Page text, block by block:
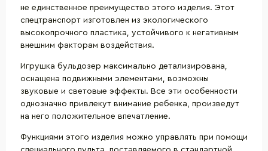
не единственное преимущество этого изделия. Этот
спецтранспорт изготовлен из экологического
высокопрочного пластика, устойчивого к негативным
внешним факторам воздействия.
Игрушка бульдозер максимально детализирована,
оснащена подвижными элементами, возможны
звуковые и световые эффекты. Все эти особенности
однозначно привлекут внимание ребенка, произведут
на него положительное впечатление.
Функциями этого изделия можно управлять при помощи